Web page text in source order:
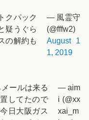
クパック
疑うぐら
の解約も
— 風霊守
(@fffw2)
August 1
1, 2019
ールは来る
してたので
日大阪ガス
— aim
i (@xx
xai_m